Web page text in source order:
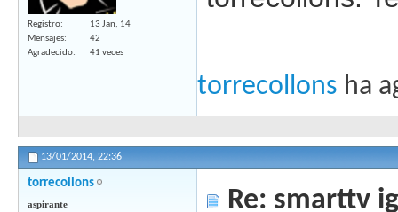
Registro
13 Jan, 14
Mensajes
42
Agradecido
41 veces
torrecollons ha
13/01/2014, 22:36
torrecollons
aspirante
Re: smarttv